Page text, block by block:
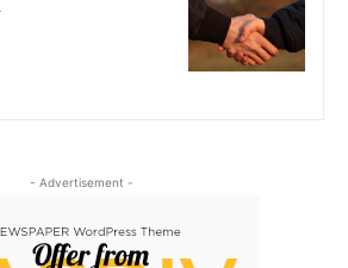
- Advertisement -